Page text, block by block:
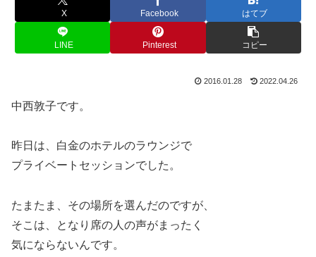
X Facebook はてブ
LINE Pinterest コピー
2016.01.28 2022.04.26
中西敦子です。
昨日は、白金のホテルのラウンジで
プライベートセッションでした。
たまたま、その場所を選んだのですが、
そこは、となり席の人の声がまったく
気にならないんです。